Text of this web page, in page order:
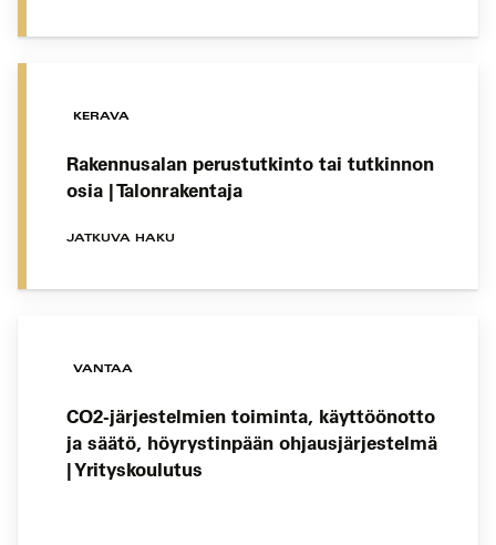
KERAVA
Rakennusalan perustutkinto tai tutkinnon
osia | Talonrakentaja
JATKUVA HAKU
VANTAA
CO2-järjestelmien toiminta, käyttöönotto
ja säätö, höyrystinpään ohjausjärjestelmä
| Yrityskoulutus